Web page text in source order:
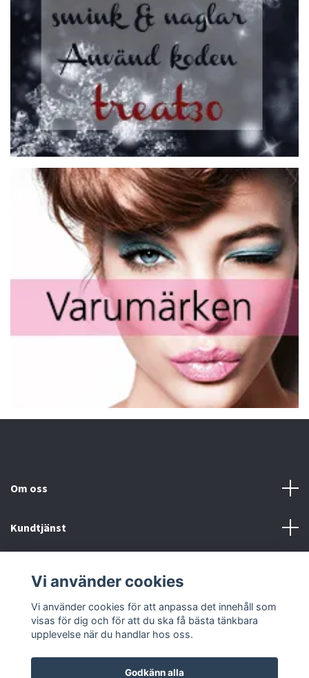
Om oss
Kundtjänst
Sociala medier
Vi använder cookies
Vi använder cookies för att anpassa det innehåll som
visas för dig och för att du ska få bästa tänkbara
upplevelse när du handlar hos oss.
Godkänn alla